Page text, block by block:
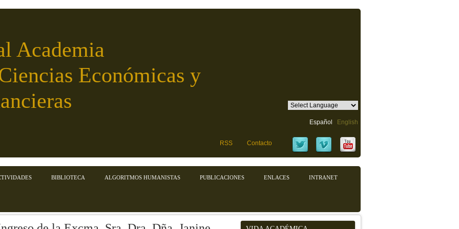
Academia
Económicas y
Español English
RSS Contacto
BIBLIOTECA ALGORITMOS HUMANISTAS PUBLICACIONES ENLACES INTRANET